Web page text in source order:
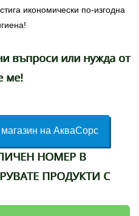
икономически по-изгодна
въпроси или нужда от
ме!
на АкваСорс
НОМЕР В
ПРОДУКТИ С